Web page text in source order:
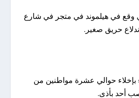
وقع في هيلموند في متجر في شارع
حريق صغير.
حوالي عشرة مواطنين من
أحد بأذى.